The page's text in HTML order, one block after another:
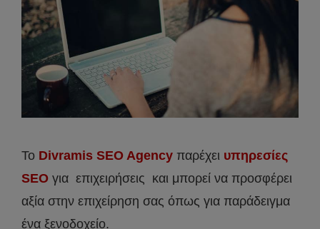
Το Divramis SEO Agency παρέχει υπηρεσίες
SEO για επιχειρήσεις και μπορεί να προσφέρει
αξία στην επιχείρηση σας όπως για παράδειγμα
ένα ξενοδοχείο.